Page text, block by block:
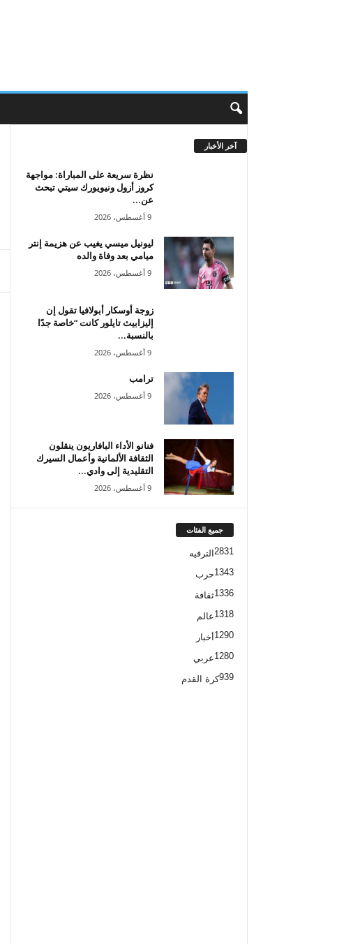
آخر الأخبار
نظرة سريعة على المباراة: مواجهة
كروز أزول ونيويورك سيتي تبحث
عن...
9 أغسطس، 2026
ليونيل ميسي يغيب عن هزيمة إنتر
ميامي بعد وفاة والده
9 أغسطس، 2026
زوجة أوسكار أبولافيا تقول إن
إليزابيث تايلور كانت “خاصة جدًا
بالنسبة...
9 أغسطس، 2026
ترامب
9 أغسطس، 2026
فنانو الأداء البافاريون ينقلون
الثقافة الألمانية وأعمال السيرك
التقليدية إلى وادي...
9 أغسطس، 2026
جميع الفئات
الترفيه 2831
حرب1343
ثقافة1336
عالم1318
أخبار 1290
عربي1280
كرة القدم939